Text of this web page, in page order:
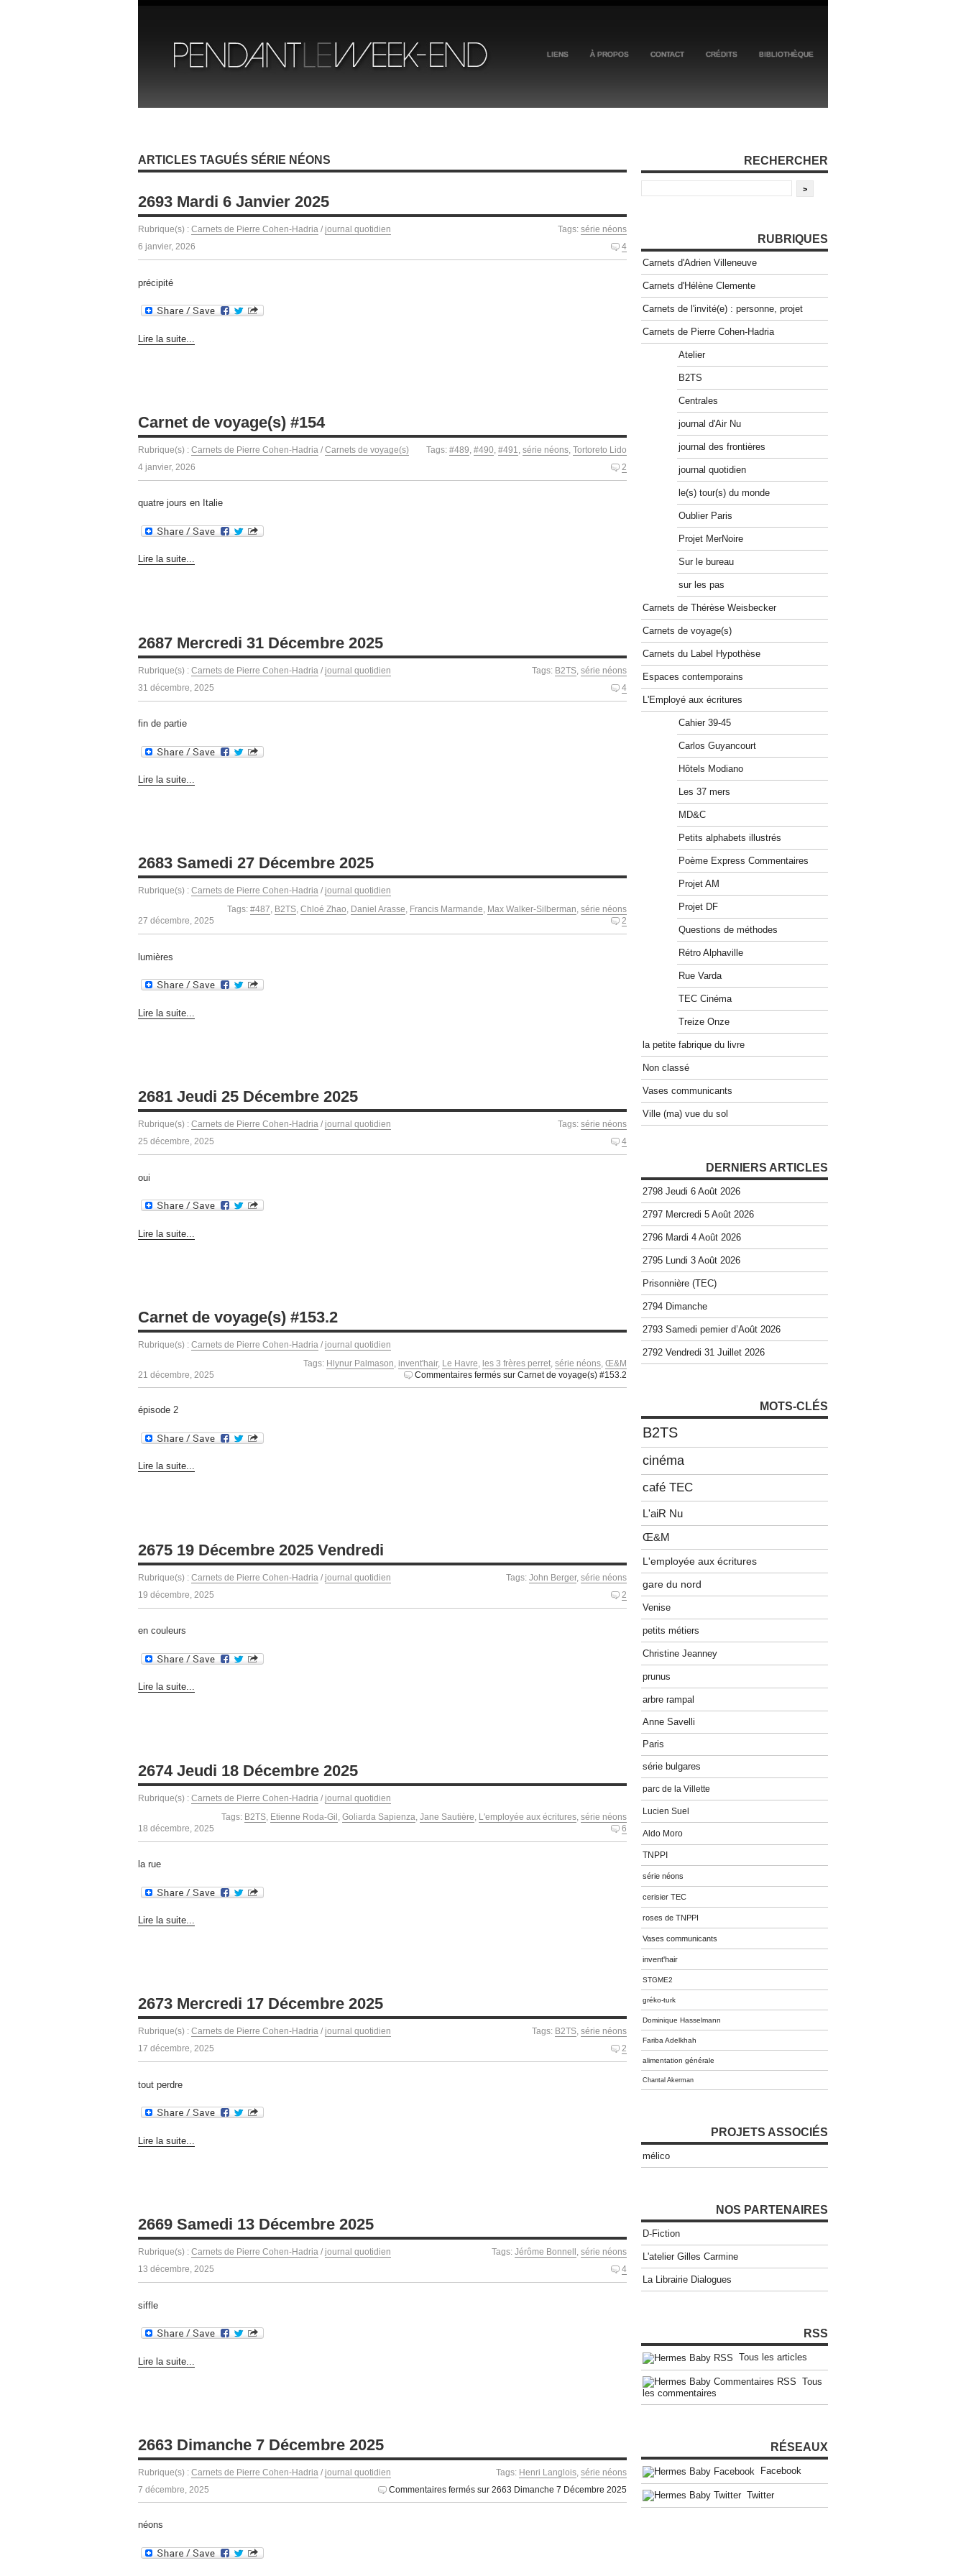
LIENS À PROPOS CONTACT CRÉDITS BIBLIOTHÈQUE
ARTICLES TAGUÉS SÉRIE NÉONS
2693 Mardi 6 Janvier 2025
Rubrique(s) : Carnets de Pierre Cohen-Hadria / journal quotidien Tags: série néons
6 janvier, 2026
4
précipité
Lire la suite...
Carnet de voyage(s) #154
Rubrique(s) : Carnets de Pierre Cohen-Hadria / Carnets de voyage(s) Tags: #489 #490 #491 série néons Tortoreto Lido
4 janvier, 2026
2
quatre jours en Italie
Lire la suite...
2687 Mercredi 31 Décembre 2025
Rubrique(s) : Carnets de Pierre Cohen-Hadria / journal quotidien Tags: B2TS série néons
31 décembre, 2025
4
fin de partie
Lire la suite...
2683 Samedi 27 Décembre 2025
Rubrique(s) : Carnets de Pierre Cohen-Hadria / journal quotidien
Tags: #487, B2TS, Chloé Zhao, Daniel Arasse, Francis Marmande, Max Walker-Silberman, série néons
27 décembre, 2025
2
lumières
Lire la suite...
2681 Jeudi 25 Décembre 2025
Rubrique(s) : Carnets de Pierre Cohen-Hadria / journal quotidien Tags: série néons
25 décembre, 2025
4
oui
Lire la suite...
Carnet de voyage(s) #153.2
Rubrique(s) : Carnets de Pierre Cohen-Hadria / journal quotidien
Tags: Hlynur Palmason, invent'hair, Le Havre, les 3 frères perret, série néons, Œ&M
21 décembre, 2025
Commentaires fermés sur Carnet de voyage(s) #153.2
épisode 2
Lire la suite...
2675 19 Décembre 2025 Vendredi
Rubrique(s) : Carnets de Pierre Cohen-Hadria / journal quotidien Tags: John Berger, série néons
19 décembre, 2025
2
en couleurs
Lire la suite...
2674 Jeudi 18 Décembre 2025
Rubrique(s) : Carnets de Pierre Cohen-Hadria / journal quotidien
Tags: B2TS Etienne Roda-Gil Goliarda Sapienza Jane Sautière L'employée aux écritures série néons
18 décembre, 2025
6
la rue
Lire la suite...
2673 Mercredi 17 Décembre 2025
Rubrique(s) : Carnets de Pierre Cohen-Hadria / journal quotidien Tags: B2TS, série néons
17 décembre, 2025
2
tout perdre
Lire la suite...
2669 Samedi 13 Décembre 2025
Rubrique(s) : Carnets de Pierre Cohen-Hadria / journal quotidien Tags: Jérôme Bonnell , série néons
13 décembre, 2025
4
siffle
Lire la suite...
2663 Dimanche 7 Décembre 2025
Rubrique(s) : Carnets de Pierre Cohen-Hadria / journal quotidien Tags: Henri Langlois, série néons
7 décembre, 2025
Commentaires fermés sur 2663 Dimanche 7 Décembre 2025
néons
RECHERCHER
RUBRIQUES
Carnets d'Adrien Villeneuve
Carnets d'Hélène Clemente
Carnets de l'invité(e) : personne, projet
Carnets de Pierre Cohen-Hadria
Atelier
B2TS
Centrales
journal d'Air Nu
journal des frontières
journal quotidien
le(s) tour(s) du monde
Oublier Paris
Projet MerNoire
Sur le bureau
sur les pas
Carnets de Thérèse Weisbecker
Carnets de voyage(s)
Carnets du Label Hypothèse
Espaces contemporains
L'Employé aux écritures
Cahier 39-45
Carlos Guyancourt
Hôtels Modiano
Les 37 mers
MD&C
Petits alphabets illustrés
Poème Express Commentaires
Projet AM
Projet DF
Questions de méthodes
Rétro Alphaville
Rue Varda
TEC Cinéma
Treize Onze
la petite fabrique du livre
Non classé
Vases communicants
Ville (ma) vue du sol
DERNIERS ARTICLES
2798 Jeudi 6 Août 2026
2797 Mercredi 5 Août 2026
2796 Mardi 4 Août 2026
2795 Lundi 3 Août 2026
Prisonnière (TEC)
2794 Dimanche
2793 Samedi pemier d’Août 2026
2792 Vendredi 31 Juillet 2026
MOTS-CLÉS
B2TS
cinéma
café TEC
L'aiR Nu
Œ&M
L'employée aux écritures
gare du nord
Venise
petits métiers
Christine Jeanney
prunus
arbre rampal
Anne Savelli
Paris
série bulgares
parc de la Villette
Lucien Suel
Aldo Moro
TNPPI
série néons
cerisier TEC
roses de TNPPI
Vases communicants
invent'hair
STGME2
gréko-turk
Dominique Hasselmann
Fariba Adelkhah
alimentation générale
Chantal Akerman
PROJETS ASSOCIÉS
mélico
NOS PARTENAIRES
D-Fiction
L'atelier Gilles Carmine
La Librairie Dialogues
RSS
Tous les articles
Tous
les commentaires
RÉSEAUX
Facebook
Twitter